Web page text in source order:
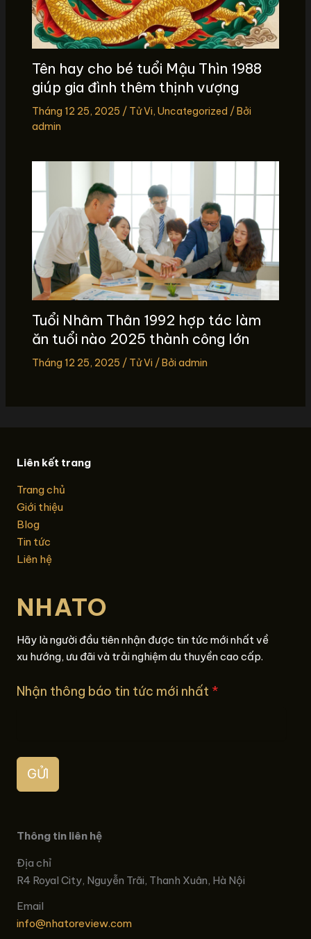
Tên hay cho bé tuổi Mậu Thìn 1988
giúp gia đình thêm thịnh vượng
Tháng 12 25, 2025 / Tử Vi, Uncategorized / Bởi
admin
Tuổi Nhâm Thân 1992 hợp tác làm
ăn tuổi nào 2025 thành công lớn
Tháng 12 25, 2025 / Tử Vi / Bởi admin
Liên kết trang
Trang chủ
Giới thiệu
Blog
Tin tức
Liên hệ
NHATO
Hãy là người đầu tiên nhận được tin tức mới nhất về
xu hướng, ưu đãi và trải nghiệm du thuyền cao cấp.
Nhận thông báo tin tức mới nhất *
GỬI
Thông tin liên hệ
Địa chỉ
R4 Royal City, Nguyễn Trãi, Thanh Xuân, Hà Nội
Email
info@nhatoreview.com